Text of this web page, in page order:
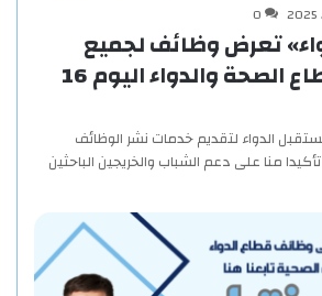
0
تعرض وظائف لجميع
التخصصات بقطاع الصحة والدواء اليوم 16
الدواء لتقديم خدمات نشر الوظائف
منا على دعم الشباب والخريجين الباحثين